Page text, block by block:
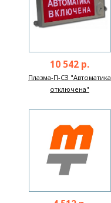
10 542 р.
Плазма-П-СЗ "Автоматика
отключена"